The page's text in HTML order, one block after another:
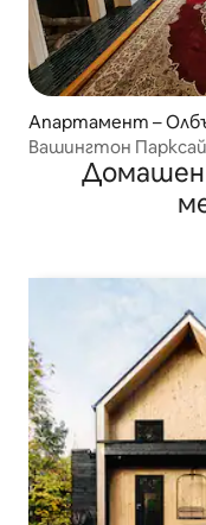
Апартамент –
Вашингтон
Браунстоун!